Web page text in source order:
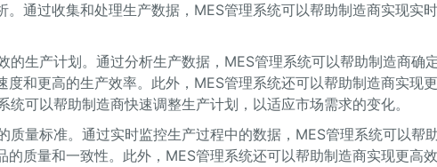
通过收集和处理生产数据，MES管理系统可以帮助制造商实现实
的生产计划。通过分析生产数据，MES管理系统可以帮助制造商确
和更高的生产效率。此外，MES管理系统还可以帮助制造商实现
可以帮助制造商快速调整生产计划，以适应市场需求的变化。
质量标准。通过实时监控生产过程中的数据，MES管理系统可以帮
质量和一致性。此外，MES管理系统还可以帮助制造商实现更高